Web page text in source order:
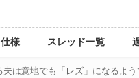
仕様 スレッド一覧
夫は意地でも「レズ」になるよう